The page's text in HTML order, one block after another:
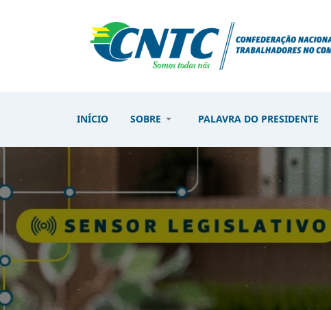
INÍCIO SOBRE PALAVRA DO PRESIDENTE